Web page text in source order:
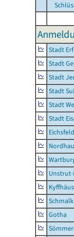
Stadt
Stadt
Stadt
Stadt
Stadt
Stadt
Eichsfeld
Gotha